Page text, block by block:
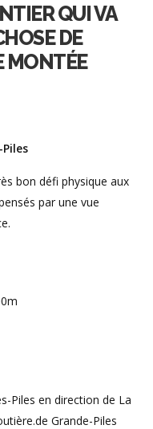
QUI VA
DE
MONTÉE
bon défi physique aux
par une vue
en direction de La
Grande-Piles